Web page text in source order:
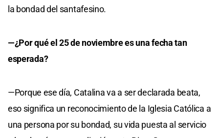
la bondad del santafesino.
—¿Por qué el 25 de noviembre es una fecha tan
esperada?
—Porque ese día, Catalina va a ser declarada beata,
eso significa un reconocimiento de la Iglesia Católica a
una persona por su bondad, su vida puesta al servicio